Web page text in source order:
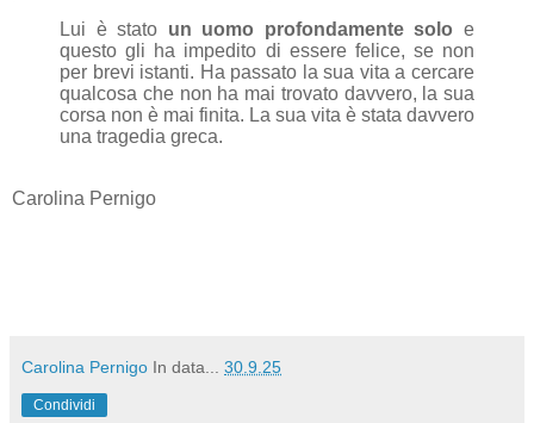
Lui è stato un uomo profondamente solo e
questo gli ha impedito di essere felice, se non
per brevi istanti. Ha passato la sua vita a cercare
qualcosa che non ha mai trovato davvero, la sua
corsa non è mai finita. La sua vita è stata davvero
una tragedia greca.
Carolina Pernigo
Carolina Pernigo In data... 30.9.25
Condividi